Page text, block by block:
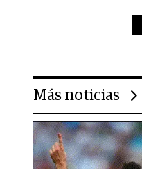
Más noticias